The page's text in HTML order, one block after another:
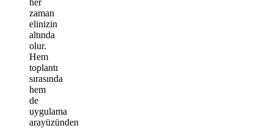
zaman
elinizin
altında
olur.
Hem
toplantı
sırasında
hem
de
uygulama
arayüzünden